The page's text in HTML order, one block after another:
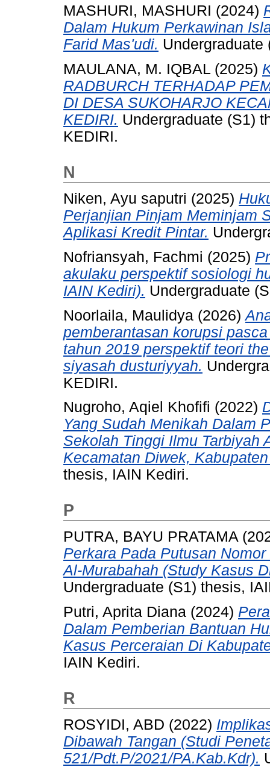
MASHURI, MASHURI (2024)
Dalam Hukum Perkawinan
Farid Mas'udi. Undergraduate
MAULANA, M. IQBAL (2025)
RADBURCH TERHADAP
DI DESA SUKOHARJO
KEDIRI. Undergraduate (S1)
KEDIRI.
N
Niken, Ayu saputri (2025)
Perjanjian Pinjam Meminjam
Aplikasi Kredit Pintar.
Nofriansyah, Fachmi (2025)
akulaku perspektif sosiologi
IAIN Kediri). Undergraduate
Noorlaila, Maulidya (2026)
pemberantasan korupsi
tahun 2019 perspektif teori
siyasah dusturiyyah.
KEDIRI.
Nugroho, Aqiel Khofifi (2022)
Yang Sudah Menikah Dalam
Sekolah Tinggi Ilmu Tarbiyah
Kecamatan Diwek,
thesis, IAIN Kediri.
P
PUTRA, BAYU PRATAMA
Perkara Pada Putusan
Al-Murabahah (Study Kasus
Undergraduate (S1) thesis,
Putri, Aprita Diana (2024)
Dalam Pemberian Bantuan
Kasus Perceraian Di
IAIN Kediri.
R
ROSYIDI, ABD (2022)
Dibawah Tangan (Studi
521/Pdt.P/2021/PA.Kab.Kdr).